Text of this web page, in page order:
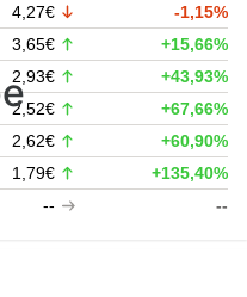
4,27€
-1,15%
3,65€
+15,66%
2,93€
+43,93%
2,52€
+67,66%
2,62€
+60,90%
1,79€
+135,40%
-- --